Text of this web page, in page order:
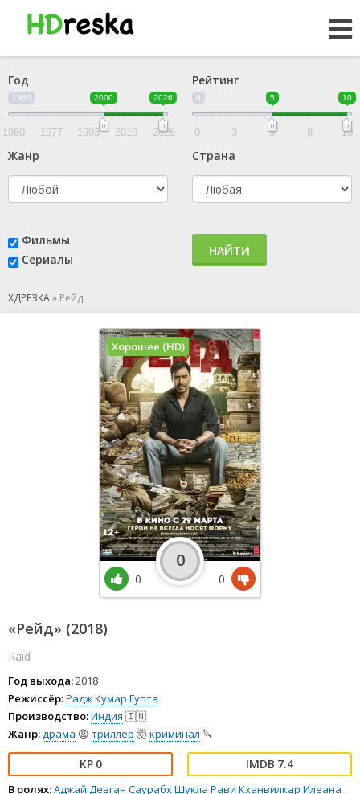
Год
1960 2000 2026
1960 1977 1993 2010 2026
Рейтинг
0 5 10
0 3 5 8 10
Жанр Страна
Фильмы
Сериалы
НАЙТИ
ХДРЕЗКА» Рейд
«Рейд» (2018)
Raid
Год выхода:2018
Режиссёр:Радж Кумар Гупта
Производство:Индия 🇮🇳
Жанр:драма 😫 триллер 🤯криминал 🔪
0 7.4
В ролях:Аджай Девган Саурабх Шукла Рави Кханвилкар Илеана
Хорошее (HD)
0
0
0